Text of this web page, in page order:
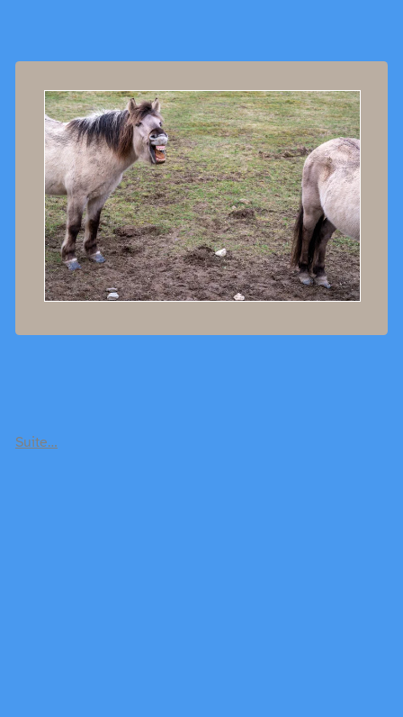
Suite…